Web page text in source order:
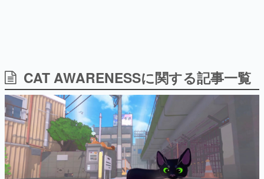
「経験値」「裏技」「ラスボス」… ゲームにまつわる言葉
の起源や用法の変遷を、コンピューター文化史研究家・タ
イニーP氏が徹底調査。
カテゴリ
特集記事
マンガ